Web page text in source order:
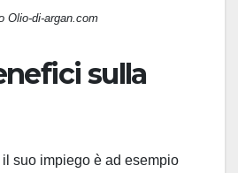
Olio-di-argan.com
sulla
suo impiego è ad esempio